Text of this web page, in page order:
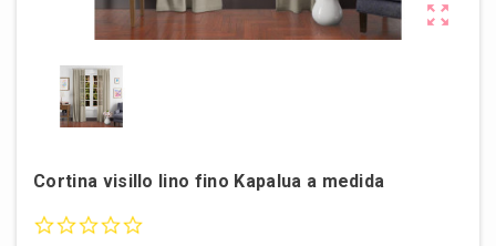

Cortina visillo lino fino Kapalua a medida